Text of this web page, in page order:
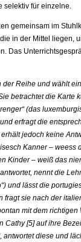
selektiv für einzelne.
gemeinsam im
in der Mittel liegen,
Das
Reihe und wählt
betrachtet die Karte
(das
erfragt die
jedoch keine
Kanner – weess
Kinder – weiß das
nennt die
und lässt die
fragt sie nach der
mit dem richtigen
Cathy [5] auf ihre
antwortet diese und